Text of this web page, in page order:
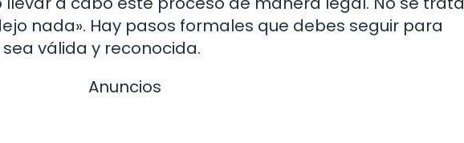
nada». Hay pasos formales que debes seguir para
válida y reconocida.
Anuncios